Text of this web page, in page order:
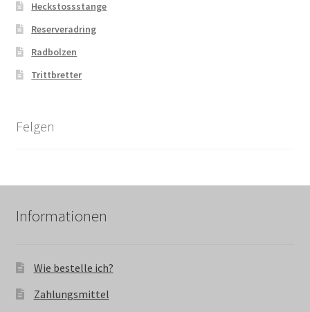
Heckstossstange
Reserveradring
Radbolzen
Trittbretter
Felgen
Informationen
Wie bestelle ich?
Zahlungsmittel